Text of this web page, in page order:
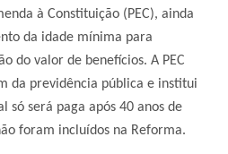
à Constituição (PEC), ainda
da idade mínima para
do valor de benefícios. A PEC
da previdência pública e institui
só será paga após 40 anos de
foram incluídos na Reforma.